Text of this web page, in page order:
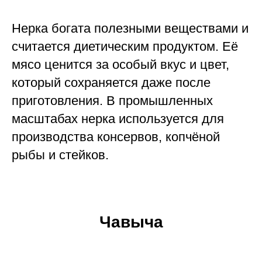
Нерка богата полезными веществами и
считается диетическим продуктом. Её
мясо ценится за особый вкус и цвет,
который сохраняется даже после
приготовления. В промышленных
масштабах нерка используется для
производства консервов, копчёной
рыбы и стейков.
Чавыча